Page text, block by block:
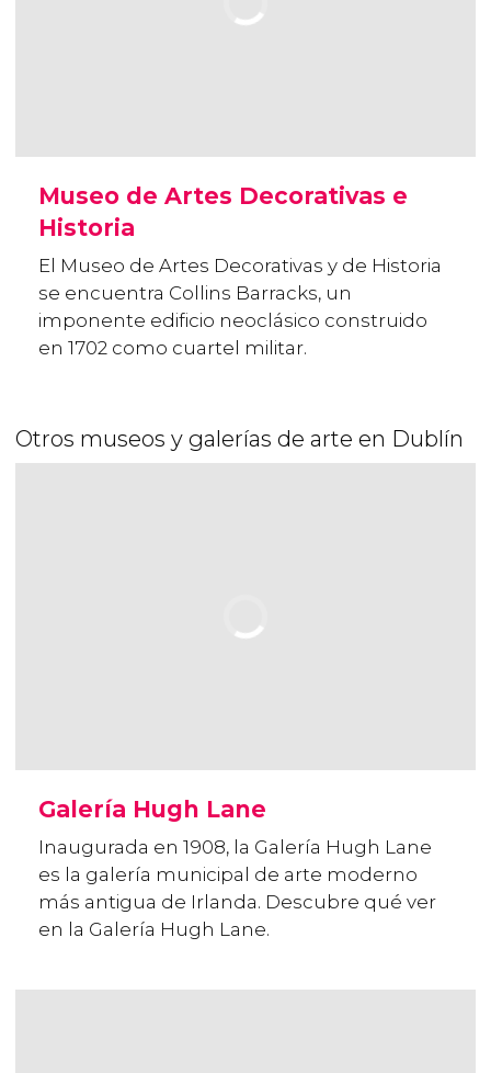
Museo de Artes Decorativas e
Historia
El Museo de Artes Decorativas y de Historia
se encuentra Collins Barracks, un
imponente edificio neoclásico construido
en 1702 como cuartel militar.
Otros museos y galerías de arte en Dublín
Galería Hugh Lane
Inaugurada en 1908, la Galería Hugh Lane
es la galería municipal de arte moderno
más antigua de Irlanda. Descubre qué ver
en la Galería Hugh Lane.